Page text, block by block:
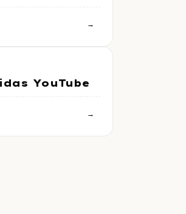
→
YouTube
→